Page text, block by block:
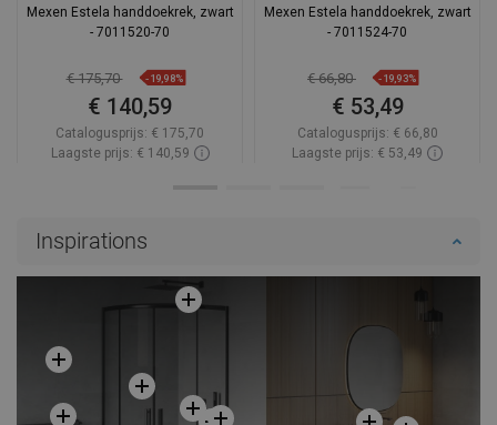
Mexen Estela handdoekrek, zwart
- 7011520-70
€ 175,70 -19,98%
€ 140,59
Catalogusprijs: € 175,70
Laagste prijs: € 140,59
Mexen Estela handdoekrek, zwart
- 7011524-70
€ 66,80 -19,93%
€ 53,49
Catalogusprijs: € 66,80
Laagste prijs: € 53,49
Inspirations